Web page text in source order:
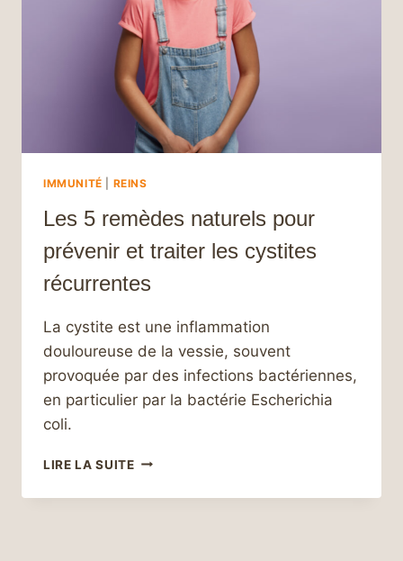
IMMUNITÉ REINS
Les 5 remèdes naturels pour
prévenir et traiter les cystites
récurrentes
La cystite est une inflammation
douloureuse de la vessie, souvent
provoquée par des infections bactériennes,
en particulier par la bactérie Escherichia
coli.
LIRE LA SUITELES
REMÈDES